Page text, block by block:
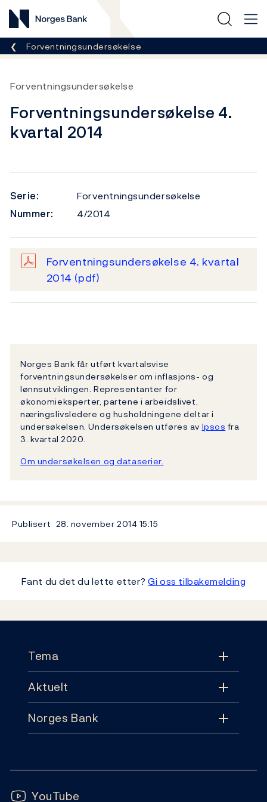
Norges Bank
Her er du nå:
Forventningsundersøkelse
Forventningsundersøkelse
Forventningsundersøkelse 4.
kvartal 2014
Serie:
Forventningsundersøkelse
Nummer:
4/2014
Forventningsundersøkelse 4. kvartal
2014 (pdf)
Norges Bank får utført kvartalsvise
forventningsundersøkelser om inflasjons- og
lønnsutviklingen. Representanter for
økonomieksperter, partene i arbeidslivet,
næringslivsledere og husholdningene deltar i
undersøkelsen. Undersøkelsen utføres avIpsos fra
3. kvartal 2020.
Om undersøkelsen og dataserier.
Publisert 28. november 2014 15:15
Fant du det du lette etter?Gi oss tilbakemelding
Tema
Tema
Pengepolitikk
Aktuelt
Aktuelt
Publikasjoner
Norges Bank
Abonnement
Følg oss:
YouTube